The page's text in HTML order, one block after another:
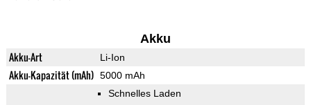
Akku
Akku-Art Li-Ion
Akku-Kapazität (mAh) 5000 mAh
Schnelles Laden